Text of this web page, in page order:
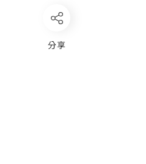
分享